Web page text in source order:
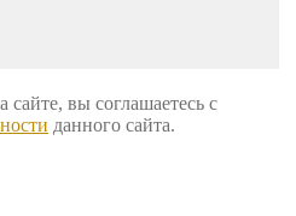
вы соглашаетесь с
данного сайта.